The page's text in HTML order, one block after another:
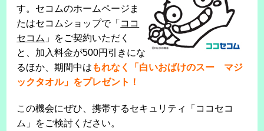
す。セコムのホームページま
たはセコムショップで「 ココ
セコム 」をご契約いただく
と、加入料金が500円引きにな
るほか、期間中は もれなく「白いおばけのスー マジ
ックタオル」をプレゼント！
この機会にぜひ、携帯するセキュリティ「ココセコ
ム」をご検討ください。